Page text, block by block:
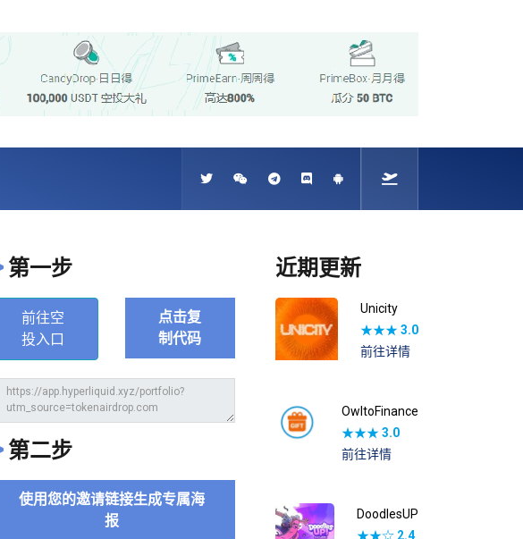
第一步
前往空
投入口
点击复
制代码
第二步
使用您的邀请链接生成专属海
报
近期更新
Unicity
★★★3.0
前往详情
OwltoFinance
★★★3.0
前往详情
DoodlesUP
★★☆ 2.4